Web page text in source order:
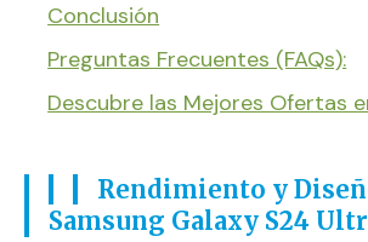
Conclusión
Preguntas Frecuentes (FAQs):
Descubre las Mejores Ofertas
Rendimiento y
Samsung Galaxy S24